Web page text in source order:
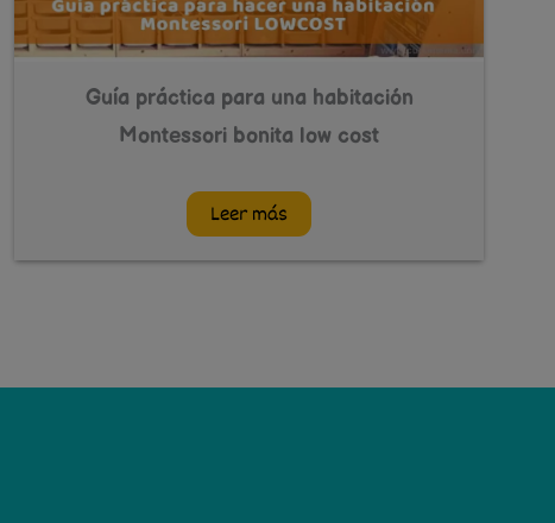
Guía práctica para una habitación
Montessori bonita low cost
Leer más